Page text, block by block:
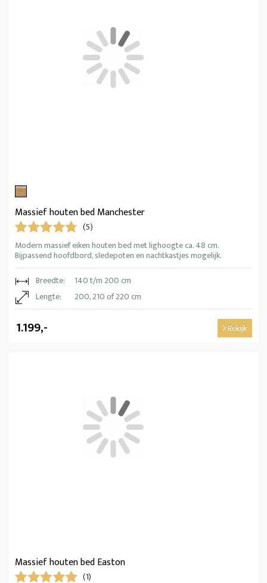
Massief houten bed Manchester
(5)
Modern massief eiken houten bed met lighoogte ca. 48 cm.
Bijpassend hoofdbord, sledepoten en nachtkastjes mogelijk.
Breedte:
140 t/m 200 cm
Lengte:
200, 210 of 220 cm
1.199,- Bekijk
Massief houten bed Easton
(1)